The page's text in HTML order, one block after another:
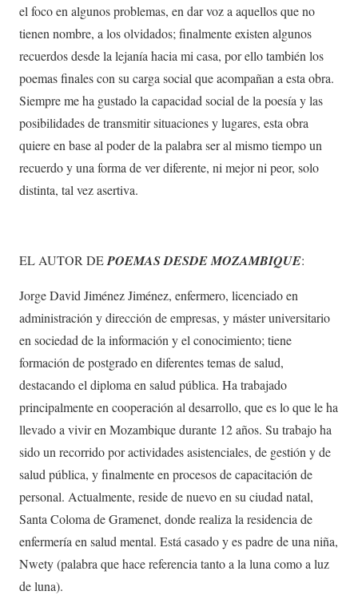
el foco en algunos problemas, en dar voz a aquellos que no
tienen nombre, a los olvidados; finalmente existen algunos
recuerdos desde la lejanía hacia mi casa, por ello también los
poemas finales con su carga social que acompañan a esta obra.
Siempre me ha gustado la capacidad social de la poesía y las
posibilidades de transmitir situaciones y lugares, esta obra
quiere en base al poder de la palabra ser al mismo tiempo un
recuerdo y una forma de ver diferente, ni mejor ni peor, solo
distinta, tal vez asertiva.
EL AUTOR DEPOEMAS DESDE MOZAMBIQUE:
Jorge David Jiménez Jiménez, enfermero, licenciado en
administración y dirección de empresas, y máster universitario
en sociedad de la información y el conocimiento; tiene
formación de postgrado en diferentes temas de salud,
destacando el diploma en salud pública. Ha trabajado
principalmente en cooperación al desarrollo, que es lo que le ha
llevado a vivir en Mozambique durante 12 años. Su trabajo ha
sido un recorrido por actividades asistenciales, de gestión y de
salud pública, y finalmente en procesos de capacitación de
personal. Actualmente, reside de nuevo en su ciudad natal,
Santa Coloma de Gramenet, donde realiza la residencia de
enfermería en salud mental. Está casado y es padre de una niña,
Nwety (palabra que hace referencia tanto a la luna como a luz
de luna).